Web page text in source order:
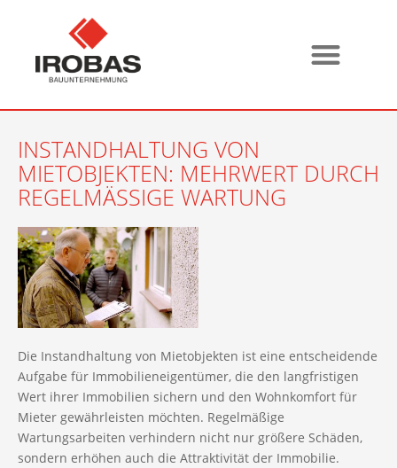
INSTANDHALTUNG VON
MIETOBJEKTEN: MEHRWERT DURCH
REGELMÄSSIGE WARTUNG
Die Instandhaltung von Mietobjekten ist eine entscheidende
Aufgabe für Immobilieneigentümer, die den langfristigen
Wert ihrer Immobilien sichern und den Wohnkomfort für
Mieter gewährleisten möchten. Regelmäßige
Wartungsarbeiten verhindern nicht nur größere Schäden,
sondern erhöhen auch die Attraktivität der Immobilie.